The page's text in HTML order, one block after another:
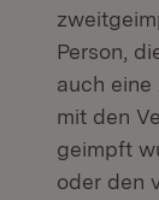
Person,
auch
mit den
geimpft
oder den